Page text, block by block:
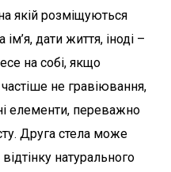
якій розміщуються
дати життя, іноді –
на собі, якщо
не гравіювання,
елементи, переважно
Друга стела може
натурального